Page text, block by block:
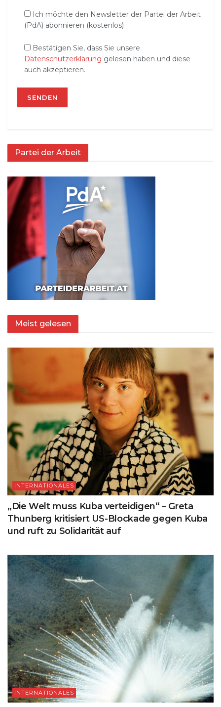
Ich möchte den Newsletter der Partei der Arbeit
(PdA) abonnieren (kostenlos)
Bestätigen Sie, dass Sie unsere
Datenschutzerklärung gelesen haben und diese
auch akzeptieren.
Partei der Arbeit
Meist gelesen
INTERNATIONALES
„Die Welt muss Kuba verteidigen“ – Greta
Thunberg kritisiert US-Blockade gegen Kuba
und ruft zu Solidarität auf
INTERNATIONALES